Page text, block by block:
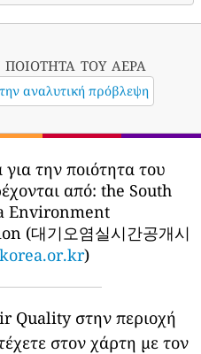
του αέρα
αναλυτική πρόβλεψη
την ποιότητα του
από: the South
Environment
(대기오염실시간공개시
)
Quality στην περιοχή
στον χάρτη με τον